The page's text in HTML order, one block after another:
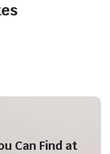
Can Find at